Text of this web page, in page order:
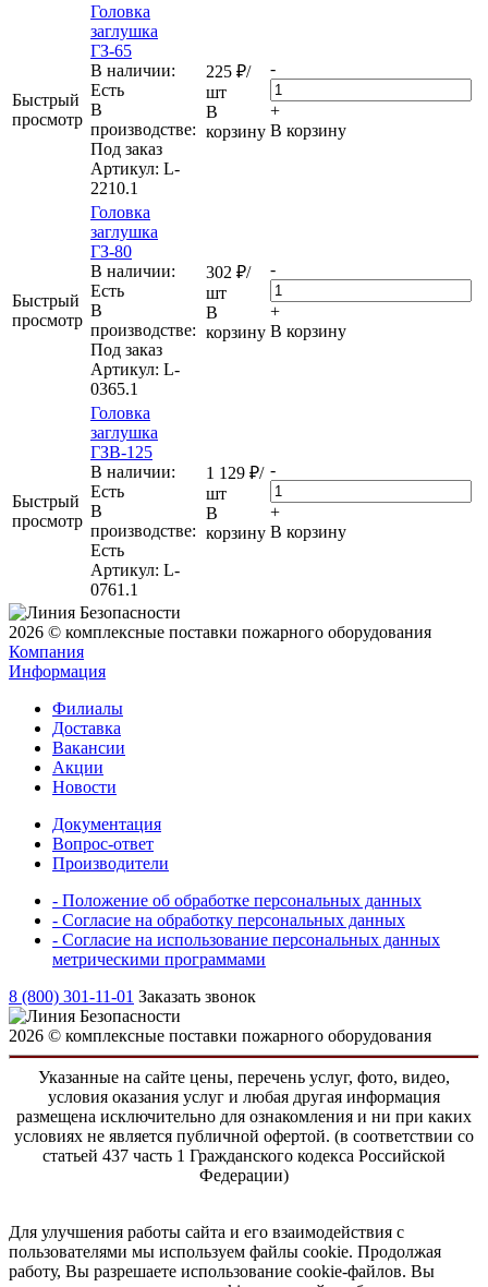
Быстрый
просмотр
Головка
заглушка
ГЗ-65
В наличии:
Eсть
В
производстве:
Под заказ
Артикул: L-
2210.1
225 ₽/
шт
В
корзину
-
+
В корзину
Быстрый
просмотр
Головка
заглушка
ГЗ-80
В наличии:
Eсть
В
производстве:
Под заказ
Артикул: L-
0365.1
302 ₽/
шт
В
корзину
-
+
В корзину
Быстрый
просмотр
Головка
заглушка
ГЗВ-125
В наличии:
Eсть
В
производстве:
Есть
Артикул: L-
0761.1
1 129 ₽/
шт
В
корзину
-
+
В корзину
2026 © комплексные поставки пожарного оборудования
Компания
Информация
Филиалы
Доставка
Вакансии
Акции
Новости
Документация
Вопрос-ответ
Производители
- Положение об обработке персональных данных
- Согласие на обработку персональных данных
- Согласие на использование персональных данных
метрическими программами
8 (800) 301-11-01 Заказать звонок
2026 © комплексные поставки пожарного оборудования
Указанные на сайте цены, перечень услуг, фото, видео,
условия оказания услуг и любая другая информация
размещена исключительно для ознакомления и ни при каких
условиях не является публичной офертой. (в соответствии со
статьей 437 часть 1 Гражданского кодекса Российской
Федерации)
Для улучшения работы сайта и его взаимодействия с
пользователями мы используем файлы cookie. Продолжая
работу, Вы разрешаете использование cookie-файлов. Вы